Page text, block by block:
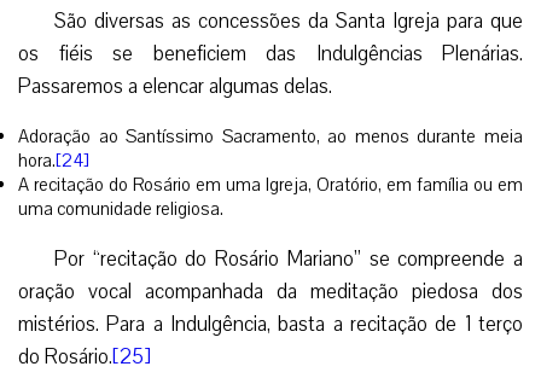
São diversas as concessões da Santa Igreja para que
os fiéis se beneficiem das Indulgências Plenárias.
Passaremos a elencar algumas delas.
Adoração ao Santíssimo Sacramento, ao menos durante meia
hora.[24]
A recitação do Rosário em uma Igreja, Oratório, em família ou em
uma comunidade religiosa.
Por “recitação do Rosário Mariano” se compreende a
oração vocal acompanhada da meditação piedosa dos
mistérios. Para a Indulgência, basta a recitação de 1 terço
do Rosário.[25]